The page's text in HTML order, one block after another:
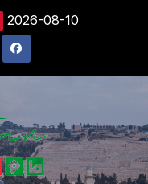
2026-08-10